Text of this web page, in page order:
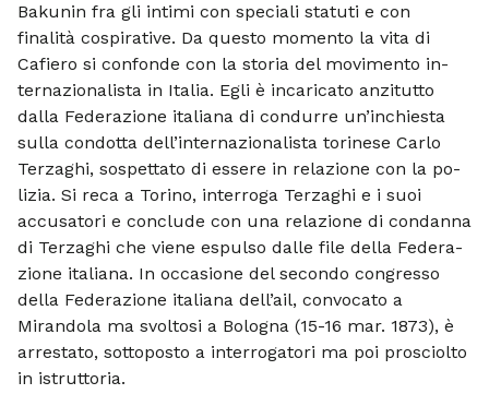
Bakunin fra gli intimi con speciali statuti e con
finalità cospirative. Da questo momento la vita di
Cafiero si confonde con la storia del movimento in­
ternazionalista in Italia. Egli è incaricato anzitutto
dalla Federazione italiana di con­durre un’inchiesta
sulla condotta dell’in­ternazionalista torinese Carlo
Terzaghi, sospettato di essere in relazione con la po­
lizia. Si reca a Torino, interroga Ter­zaghi e i suoi
accusatori e conclude con una relazione di condanna
di Terzaghi che viene espulso dalle file della Federa­
zione italiana. In occasione del secondo congresso
del­la Federazione italiana dell’ail, convocato a
Mirandola ma svoltosi a Bo­logna (15-16 mar. 1873), è
arrestato, sot­toposto a interrogatori ma poi prosciolto
in istruttoria.